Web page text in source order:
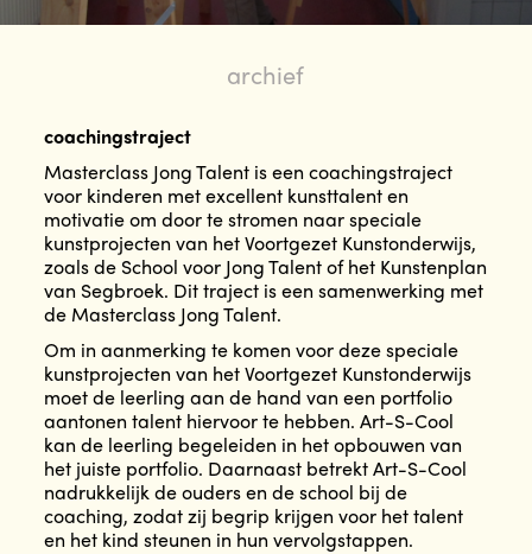
archief
coachingstraject
Masterclass Jong Talent is een coachingstraject
voor kinderen met excellent kunsttalent en
motivatie om door te stromen naar speciale
kunstprojecten van het Voortgezet Kunstonderwijs,
zoals de School voor Jong Talent of het Kunstenplan
van Segbroek. Dit traject is een samenwerking met
de Masterclass Jong Talent.
Om in aanmerking te komen voor deze speciale
kunstprojecten van het Voortgezet Kunstonderwijs
moet de leerling aan de hand van een portfolio
aantonen talent hiervoor te hebben. Art-S-Cool
kan de leerling begeleiden in het opbouwen van
het juiste portfolio. Daarnaast betrekt Art-S-Cool
nadrukkelijk de ouders en de school bij de
coaching, zodat zij begrip krijgen voor het talent
en het kind steunen in hun vervolgstappen.